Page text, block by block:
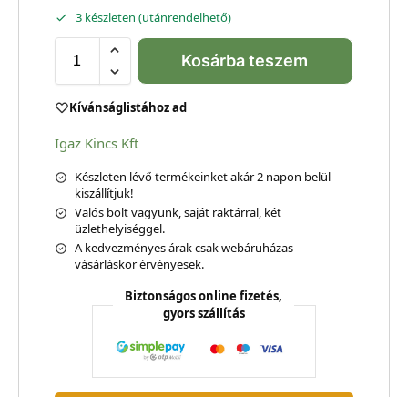
3 készleten (utánrendelhető)
Kosárba teszem
Kívánságlistához ad
Igaz Kincs Kft
Készleten lévő termékeinket akár 2 napon belül
kiszállítjuk!
Valós bolt vagyunk, saját raktárral, két
üzlethelyiséggel.
A kedvezményes árak csak webáruházas
vásárláskor érvényesek.
Biztonságos online fizetés,
gyors szállítás